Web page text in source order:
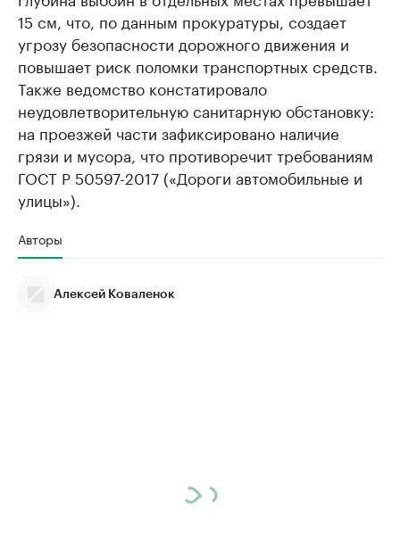
15 см, что, по данным прокуратуры, создает
угрозу безопасности дорожного движения и
повышает риск поломки транспортных средств.
Также ведомство констатировало
неудовлетворительную санитарную обстановку:
на проезжей части зафиксировано наличие
грязи и мусора, что противоречит требованиям
ГОСТ Р 50597-2017 («Дороги автомобильные и
улицы»).
Авторы
Алексей Коваленок